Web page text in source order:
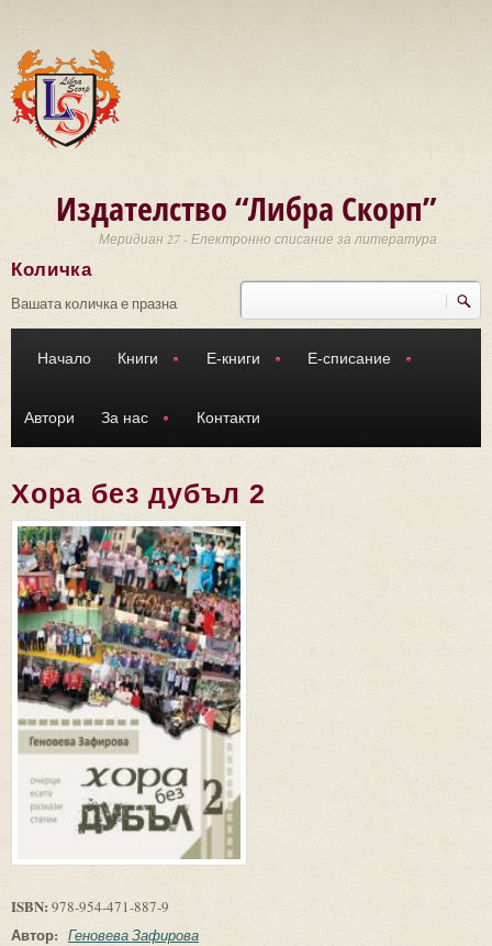
Издателство “Либра Скорп”
Меридиан 27 - Електронно списание за литература
Търси
Количка
Вашата количка е празна
Начало Книги Е-книги Е-списание
Автори За нас Контакти
Хора без дубъл 2
ISBN: 978-954-471-887-9
Автор: Геновева Зафирова